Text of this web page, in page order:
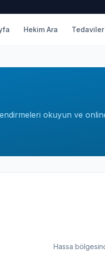
Hekim Ara Tedaviler
okuyun ve
Hassa